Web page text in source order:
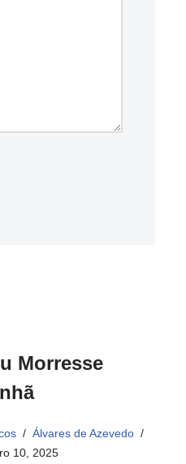
Morresse
Álvares de Azevedo
10, 2025